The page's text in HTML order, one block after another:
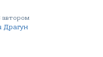
автором
Драгун